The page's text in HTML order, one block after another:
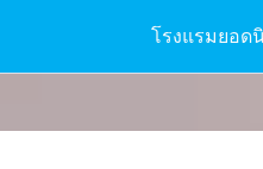
โรงแรมยอด